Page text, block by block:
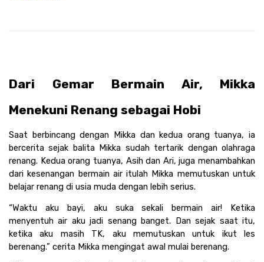
Dari Gemar Bermain Air, Mikka
Menekuni Renang sebagai Hobi
Saat berbincang dengan Mikka dan kedua orang tuanya, ia
bercerita sejak balita Mikka sudah tertarik dengan olahraga
renang. Kedua orang tuanya, Asih dan Ari, juga menambahkan
dari kesenangan bermain air itulah Mikka memutuskan untuk
belajar renang di usia muda dengan lebih serius.
“Waktu aku bayi, aku suka sekali bermain air! Ketika
menyentuh air aku jadi senang banget. Dan sejak saat itu,
ketika aku masih TK, aku memutuskan untuk ikut les
berenang.” cerita Mikka mengingat awal mulai berenang.